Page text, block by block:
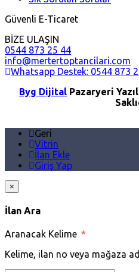
Güvenli E-Ticaret
BİZE ULAŞIN
0544 873 25 44
info@mertertoptancilari.com
Whatsapp Destek: 0544 873
Byg Dijital Pazaryeri
Geri
Vitrin
İlan Ekle
Giriş Yap
×
İlan Ara
Aranacak Kelime *
Kelime, ilan no veya mağaza